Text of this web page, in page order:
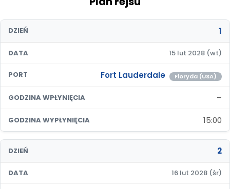
DZIEŃ 1
DATA 15 lut 2028 (wt)
PORT Fort Lauderdale Floryda (USA)
GODZINA WPŁYNIĘCIA –
GODZINA WYPŁYNIĘCIA 15:00
DZIEŃ 2
DATA 16 lut 2028 (śr)